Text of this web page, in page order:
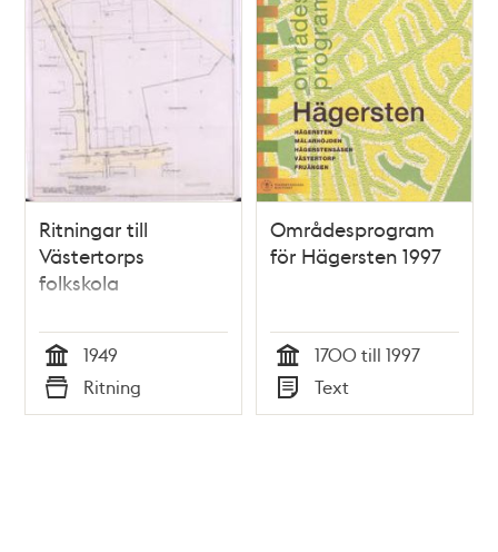
Ritningar till
Västertorps
folkskola
Tid
1949
Typ
Ritning
Områdesprogram
för Hägersten 1997
Tid
1700 till 1997
Typ
Text